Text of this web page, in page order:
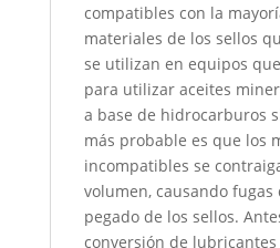
compatibles con la
materiales de los sellos
se utilizan en equipos
para utilizar aceites
a base de hidrocarburos
más probable es que los
incompatibles se
volumen, causando fugas
pegado de los sellos.
conversión de lubricantes